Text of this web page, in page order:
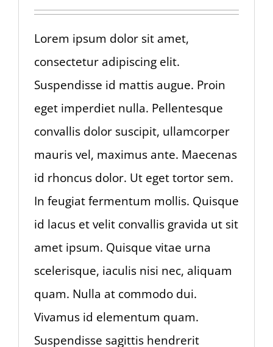
Lorem ipsum dolor sit amet,
consectetur adipiscing elit.
Suspendisse id mattis augue. Proin
eget imperdiet nulla. Pellentesque
convallis dolor suscipit, ullamcorper
mauris vel, maximus ante. Maecenas
id rhoncus dolor. Ut eget tortor sem.
In feugiat fermentum mollis. Quisque
id lacus et velit convallis gravida ut sit
amet ipsum. Quisque vitae urna
scelerisque, iaculis nisi nec, aliquam
quam. Nulla at commodo dui.
Vivamus id elementum quam.
Suspendisse sagittis hendrerit